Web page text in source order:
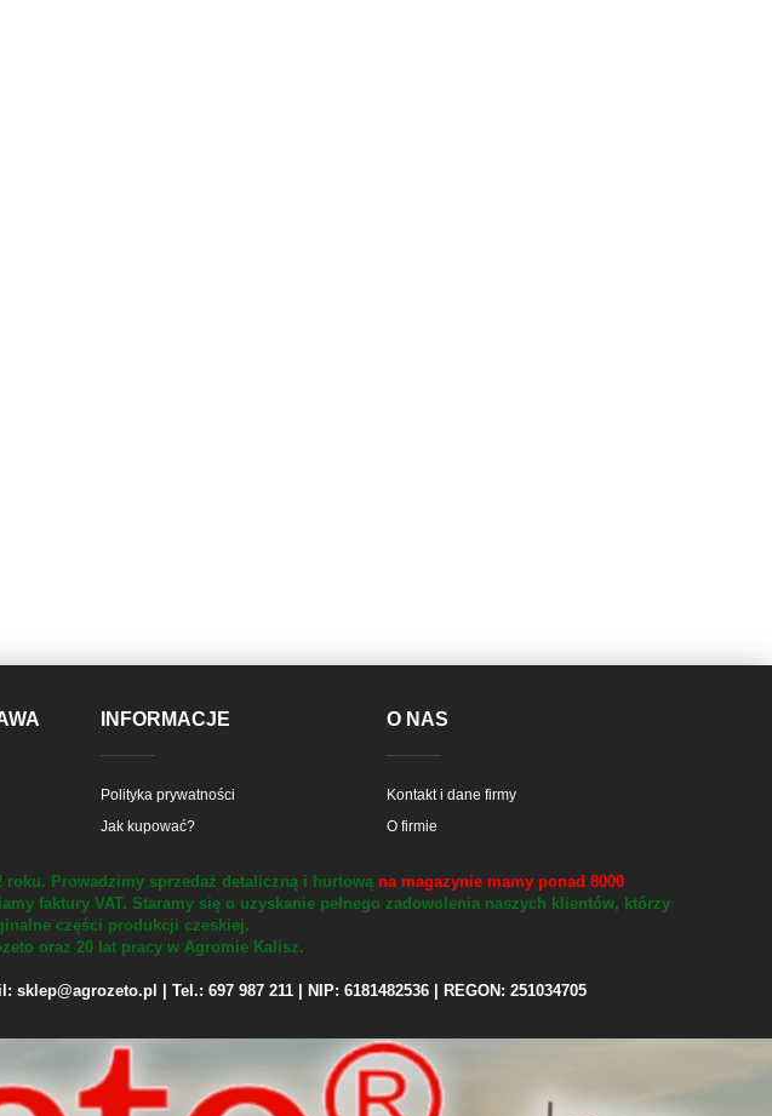
INFORMACJE
Polityka prywatności
Jak kupować?
O NAS
Kontakt i dane firmy
O firmie
roku. Prowadzimy sprzedaż detaliczną i hurtową na magazynie mamy ponad 8000
faktury VAT. Staramy się o uzyskanie pełnego zadowolenia naszych klientów, którzy
części produkcji czeskiej.
oraz 20 lat pracy w Agromie Kalisz.
| Tel.: 697 987 211 | NIP: 6181482536 | REGON: 251034705